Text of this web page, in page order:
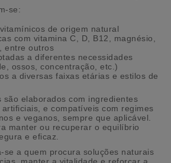
se:
de origem natural
com vitamina C, D, B12, magnésio,
entre outros
a diferentes necessidades
ossos, concentração, etc.)
a diversas faixas etárias e estilos de
são elaborados com ingredientes
e compatíveis com regimes
e veganos, sempre que aplicável.
manter ou recuperar o equilíbrio
e eficaz.
se a quem procura soluções naturais
manter a vitalidade e reforçar a